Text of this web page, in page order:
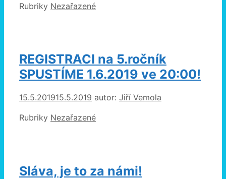
Rubriky Nezařazené
REGISTRACI na 5.ročník
SPUSTÍME 1.6.2019 ve 20:00!
15.5.201915.5.2019 autor: Jiří Vemola
Rubriky Nezařazené
Sláva, je to za námi!